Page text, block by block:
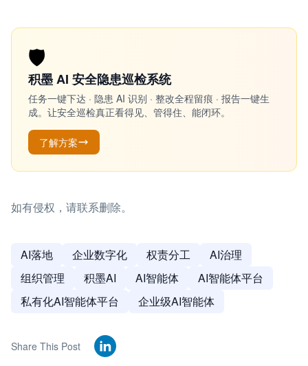
🛡️
积墨 AI 安全隐患巡检系统
任务一键下达 · 隐患 AI 识别 · 整改全程留痕 · 报告一键生
成。让安全巡检真正看得见、管得住、能闭环。
了解方案
如有侵权，请联系删除。
AI落地 企业数字化 权责分工
AI治理
组织管理
积墨AI AI智能体
AI智能体平台
私有化AI智能体平台
企业级AI智能体
Share This Post